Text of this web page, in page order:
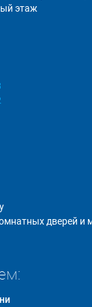
этаж
дверей и